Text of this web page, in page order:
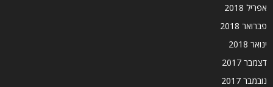
אפריל 2018
פברואר 2018
ינואר 2018
דצמבר 2017
נובמבר 2017